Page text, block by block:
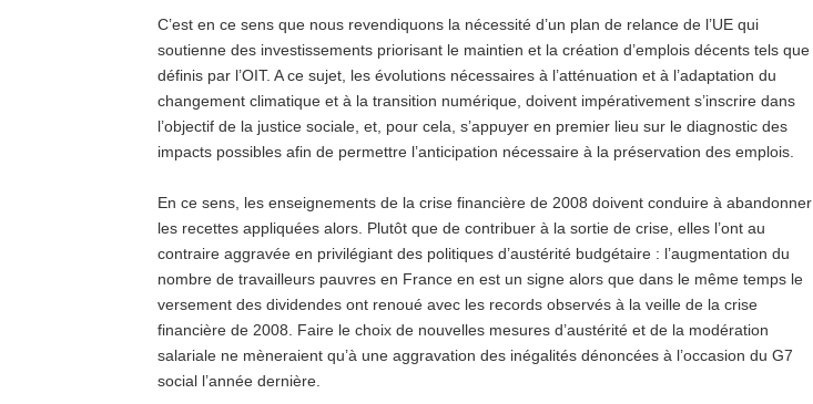
C’est en ce sens que nous revendiquons la nécessité d’un plan de relance de l’UE qui
soutienne des investissements priorisant le maintien et la création d’emplois décents tels que
définis par l’OIT. A ce sujet, les évolutions nécessaires à l’atténuation et à l’adaptation du
changement climatique et à la transition numérique, doivent impérativement s’inscrire dans
l’objectif de la justice sociale, et, pour cela, s’appuyer en premier lieu sur le diagnostic des
impacts possibles afin de permettre l’anticipation nécessaire à la préservation des emplois.
En ce sens, les enseignements de la crise financière de 2008 doivent conduire à abandonner
les recettes appliquées alors. Plutôt que de contribuer à la sortie de crise, elles l’ont au
contraire aggravée en privilégiant des politiques d’austérité budgétaire : l’augmentation du
nombre de travailleurs pauvres en France en est un signe alors que dans le même temps le
versement des dividendes ont renoué avec les records observés à la veille de la crise
financière de 2008. Faire le choix de nouvelles mesures d’austérité et de la modération
salariale ne mèneraient qu’à une aggravation des inégalités dénoncées à l’occasion du G7
social l’année dernière.